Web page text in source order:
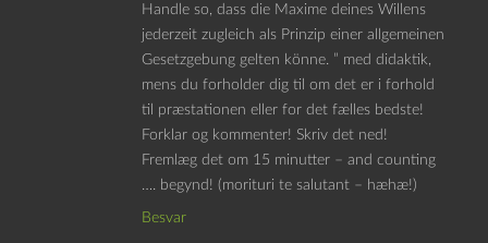
Handle so, dass die Maxime deines Willens
jederzeit zugleich als Prinzip einer allgemeinen
Gesetzgebung gelten könne. ” med didaktik,
mens du forholder dig til om det er i forhold
til præstationen eller for det fælles bedste!
Forklar og kommenter! Skriv det ned!
Fremlæg det om 15 minutter – and counting
…. begynd! (morituri te salutant – hæhæ!)
Besvar